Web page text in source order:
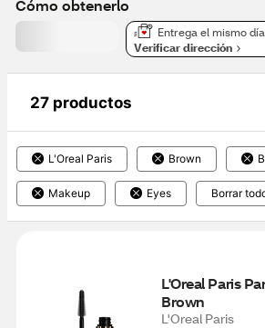
Cómo obtenerlo
Entrega el mismo día
Verificar dirección
27 productos
L'Oreal Paris Brown
Makeup Eyes Borrar
L'Oreal Paris
Brown
L'Oreal Paris